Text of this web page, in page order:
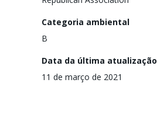
Categoria ambiental
B
Data da última atualização
11 de março de 2021